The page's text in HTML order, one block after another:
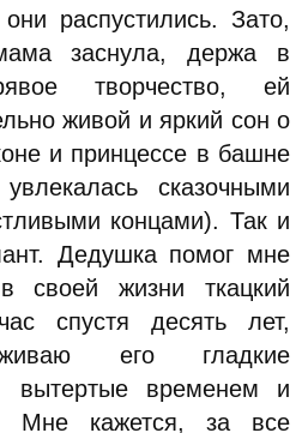
распустились. Зато,
заснула, держа в
творчество, ей
живой и яркий сон о
и принцессе в башне
сказочными
концами). Так и
Дедушка помог мне
своей жизни ткацкий
спустя десять лет,
его гладкие
вытертые временем и
Мне кажется, за все